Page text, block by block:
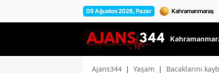
09 Ağustos 2026, Pazar
Ajans344 | Yaşam | Bacaklarını